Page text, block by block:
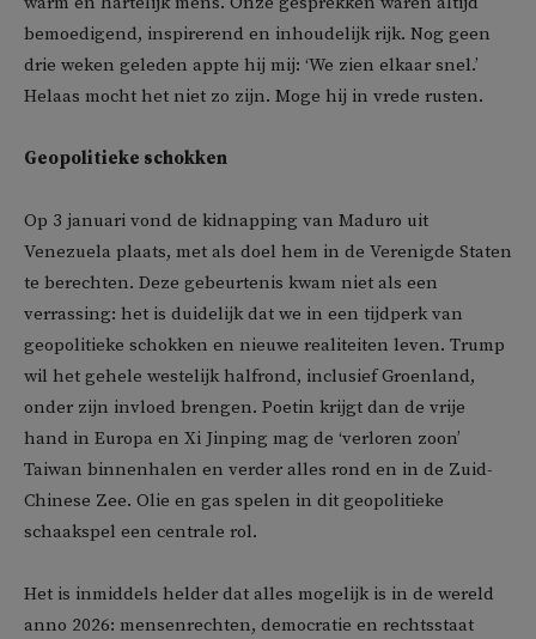
bemoedigend, inspirerend en inhoudelijk rijk. Nog geen
drie weken geleden appte hij mij: ‘We zien elkaar snel.’
Helaas mocht het niet zo zijn. Moge hij in vrede rusten.
Geopolitieke schokken
Op 3 januari vond de kidnapping van Maduro uit
Venezuela plaats, met als doel hem in de Verenigde Staten
te berechten. Deze gebeurtenis kwam niet als een
verrassing: het is duidelijk dat we in een tijdperk van
geopolitieke schokken en nieuwe realiteiten leven. Trump
wil het gehele westelijk halfrond, inclusief Groenland,
onder zijn invloed brengen. Poetin krijgt dan de vrije
hand in Europa en Xi Jinping mag de ‘verloren zoon’
Taiwan binnenhalen en verder alles rond en in de Zuid-
Chinese Zee. Olie en gas spelen in dit geopolitieke
schaakspel een centrale rol.
Het is inmiddels helder dat alles mogelijk is in de wereld
anno 2026: mensenrechten, democratie en rechtsstaat